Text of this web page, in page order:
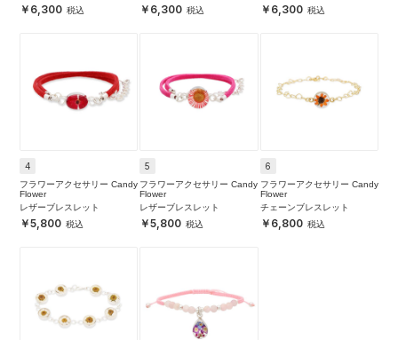
ト 6,300
ト 6,300
ト 6,300
4
フラワーアクセサリー Candy
Flower
レザーブレスレット
5,800
5
フラワーアクセサリー Candy
Flower
レザーブレスレット
5,800
6
フラワーアクセサリー Candy
Flower
チェーンブレスレット
6,800